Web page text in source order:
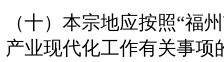
（十）本宗地应按照“福
产业现代化工作有关事项